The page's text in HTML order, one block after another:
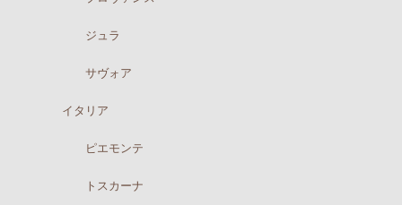
ジュラ
サヴォア
イタリア
ピエモンテ
トスカーナ